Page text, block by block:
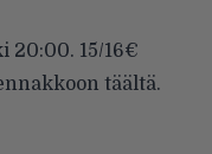
20:00. 15/16€
täältä.